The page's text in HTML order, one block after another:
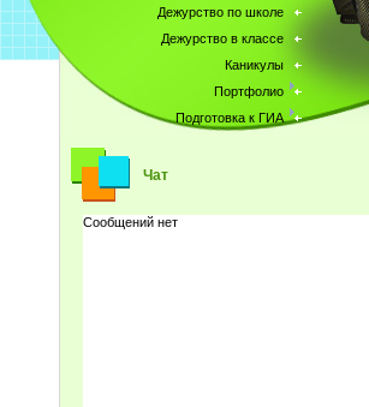
Дежурство по школе
Дежурство в классе
Каникулы
Портфолио
Подготовка к ГИА
Чат